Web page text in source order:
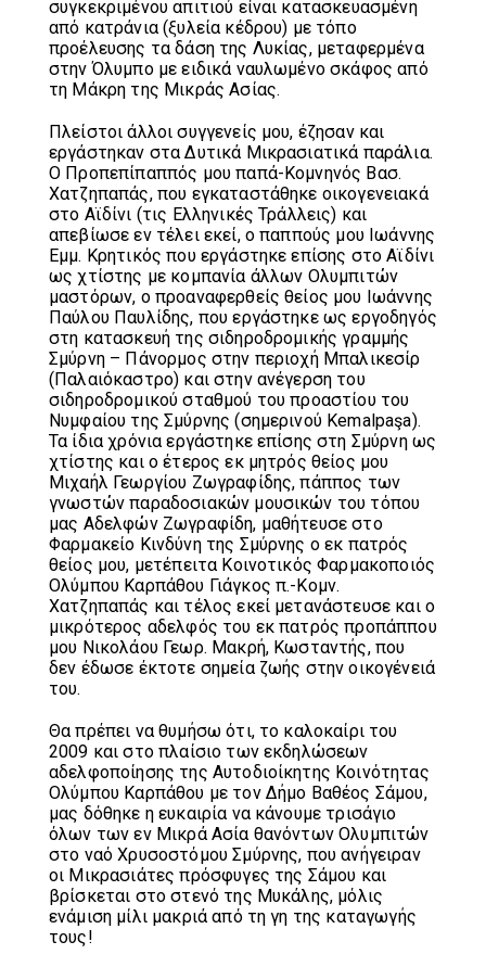
συγκεκριμένου απιτιού είναι κατασκευασμένη
από κατράνια (ξυλεία κέδρου) με τόπο
προέλευσης τα δάση της Λυκίας, μεταφερμένα
στην Όλυμπο με ειδικά ναυλωμένο σκάφος από
τη Μάκρη της Μικράς Ασίας.
Πλείστοι άλλοι συγγενείς μου, έζησαν και
εργάστηκαν στα Δυτικά Μικρασιατικά παράλια.
Ο Προπεπίπαππός μου παπά-Κομνηνός Βασ.
Χατζηπαπάς, που εγκαταστάθηκε οικογενειακά
στο Αϊδίνι (τις Ελληνικές Τράλλεις) και
απεβίωσε εν τέλει εκεί, ο παππούς μου Ιωάννης
Εμμ. Κρητικός που εργάστηκε επίσης στο Αϊδίνι
ως χτίστης με κομπανία άλλων Ολυμπιτών
μαστόρων, ο προαναφερθείς θείος μου Ιωάννης
Παύλου Παυλίδης, που εργάστηκε ως εργοδηγός
στη κατασκευή της σιδηροδρομικής γραμμής
Σμύρνη – Πάνορμος στην περιοχή Μπαλικεσίρ
(Παλαιόκαστρο) και στην ανέγερση του
σιδηροδρομικού σταθμού του προαστίου του
Νυμφαίου της Σμύρνης (σημερινού Kemalpaşa).
Τα ίδια χρόνια εργάστηκε επίσης στη Σμύρνη ως
χτίστης και ο έτερος εκ μητρός θείος μου
Μιχαήλ Γεωργίου Ζωγραφίδης, πάππος των
γνωστών παραδοσιακών μουσικών του τόπου
μας Αδελφών Ζωγραφίδη, μαθήτευσε στο
Φαρμακείο Κινδύνη της Σμύρνης ο εκ πατρός
θείος μου, μετέπειτα Κοινοτικός Φαρμακοποιός
Ολύμπου Καρπάθου Γιάγκος π.-Κομν.
Χατζηπαπάς και τέλος εκεί μετανάστευσε και ο
μικρότερος αδελφός του εκ πατρός προπάππου
μου Νικολάου Γεωρ. Μακρή, Κωσταντής, που
δεν έδωσε έκτοτε σημεία ζωής στην οικογένειά
του.
Θα πρέπει να θυμήσω ότι, το καλοκαίρι του
2009 και στο πλαίσιο των εκδηλώσεων
αδελφοποίησης της Αυτοδιοίκητης Κοινότητας
Ολύμπου Καρπάθου με τον Δήμο Βαθέος Σάμου,
μας δόθηκε η ευκαιρία να κάνουμε τρισάγιο
όλων των εν Μικρά Ασία θανόντων Ολυμπιτών
στο ναό Χρυσοστόμου Σμύρνης, που ανήγειραν
οι Μικρασιάτες πρόσφυγες της Σάμου και
βρίσκεται στο στενό της Μυκάλης, μόλις
ενάμιση μίλι μακριά από τη γη της καταγωγής
τους!